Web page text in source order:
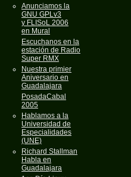
Anunciamos la
GNU GPLv3
y FLISoL 2006
en Mural
Escuchanos en la
estación de Radio
Super RMX
Nuestra primier
Aniversario en
Guadalajara
PosadaCabal
2005
Hablamos a la
Universidad de
Especialidades
(UNE)
Richard Stallman
Habla en
Guadalajara